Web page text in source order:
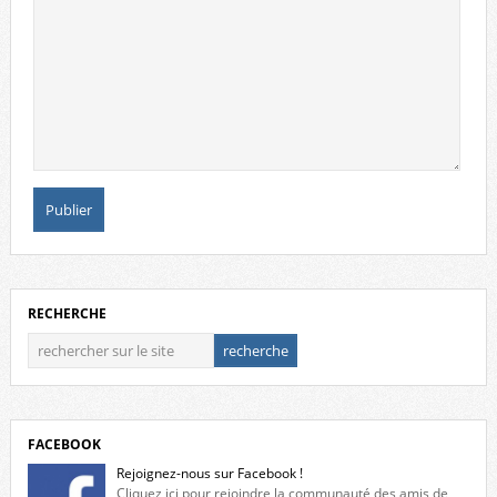
RECHERCHE
FACEBOOK
Rejoignez-nous sur Facebook !